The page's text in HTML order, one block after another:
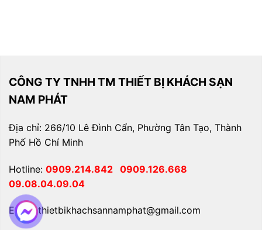
CÔNG TY TNHH TM THIẾT BỊ KHÁCH SẠN
NAM PHÁT
Địa chỉ: 266/10 Lê Đình Cẩn, Phường Tân Tạo, Thành
Phố Hồ Chí Minh
Hotline: 0909.214.842 0909.126.668
09.08.04.09.04
Email: thietbikhachsannamphat@gmail.com